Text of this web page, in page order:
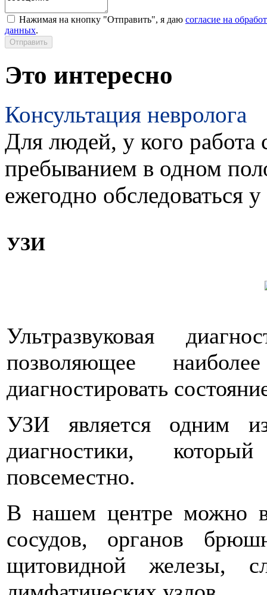
Нажимая на кнопку "Отправить", я даю согласие на
данных.
Это интересно
Консультация невролога
Для людей, у кого работа
пребыванием в одном
ежегодно обследоваться
УЗИ
Ультразвуковая
позволяющее
диагностировать
УЗИ является одним
диагностики,
повсеместно.
В нашем центре можно
сосудов, органов
щитовидной железы,